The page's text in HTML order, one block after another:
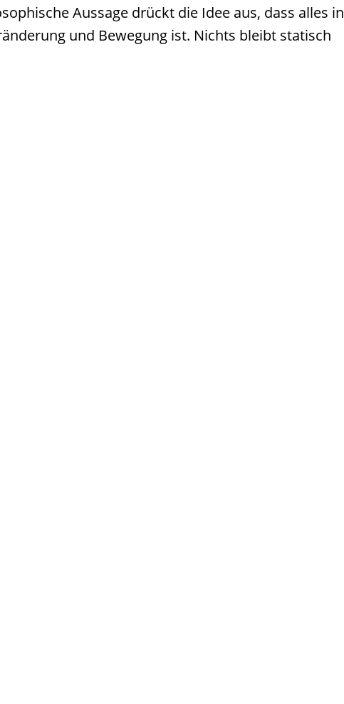
Aussage drückt die Idee aus, dass alles in
und Bewegung ist. Nichts bleibt statisch